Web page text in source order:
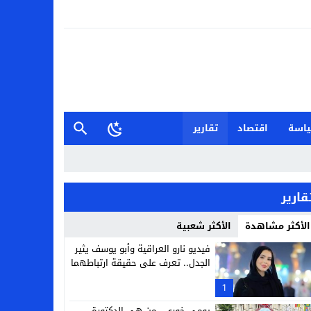
اقتصاد
تقارير
الأكثر مشاهدة الأكثر شعبية
1
فيديو نارو العراقية وأبو يوسف يثير
الجدل.. تعرف على حقيقة ارتباطهما